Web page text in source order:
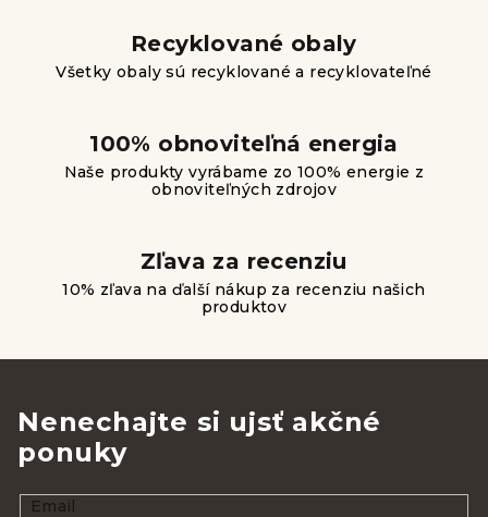
y
ý
i
u
Recyklované obaly
Všetky obaly sú recyklované a recyklovateľné
100% obnoviteľná energia
Naše produkty vyrábame zo 100% energie z
obnoviteľných zdrojov
Zľava za recenziu
10% zľava na ďalší nákup za recenziu našich
produktov
Nenechajte si ujsť akčné
ponuky
Email